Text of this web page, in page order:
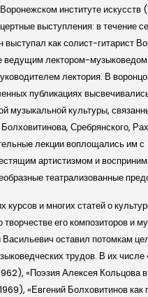
институте искусств
выступления: в течение
выступал как солист-гитарист
ведущим лектором-
лектория. В
публикациях
музыкальной культуры,
Сребрянского,
лекции воплощались им с
артистизмом и
театрализованные
курсов и многих статей о
творчестве его композиторов и
оставил потомкам
трудов. В их числе
«Поэзия Алексея Кольцова
«Евгений Болховитинов как